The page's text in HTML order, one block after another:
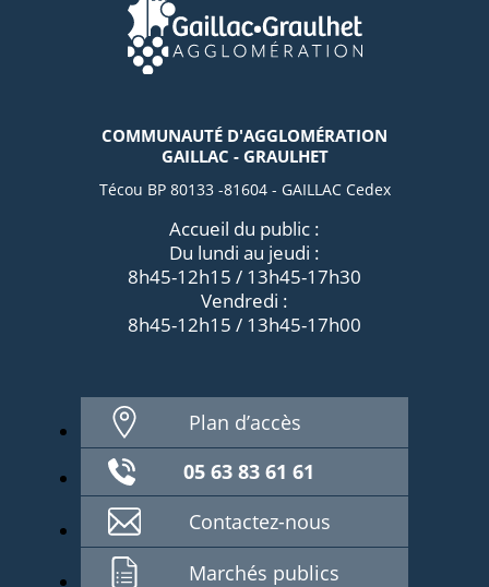
COMMUNAUTÉ D'AGGLOMÉRATION
GAILLAC - GRAULHET
Técou BP 80133 -81604 - GAILLAC Cedex
Accueil du public :
Du lundi au jeudi :
8h45-12h15 / 13h45-17h30
Vendredi :
8h45-12h15 / 13h45-17h00
Plan d’accès
05 63 83 61 61
Contactez-nous
Marchés publics